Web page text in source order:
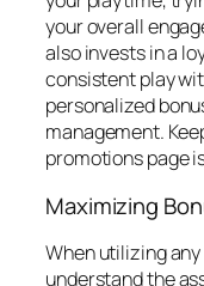
your overall
also invests in a
consistent play
personalized
management.
promotions page
Maximizing
When utilizing
understand the